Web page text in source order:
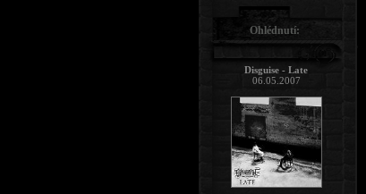
Ohlédnutí:
Disguise - Late
06.05.2007